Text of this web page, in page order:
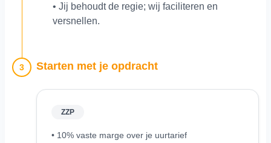
• Jij behoudt de regie; wij faciliteren en
versnellen.
3 Starten met je opdracht
ZZP
• 10% vaste marge over je uurtarief